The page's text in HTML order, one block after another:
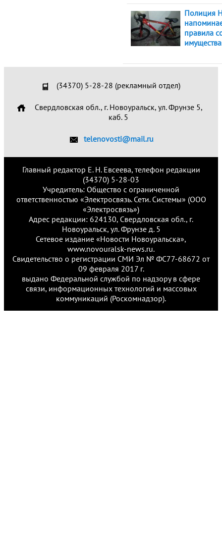
Полиция
правила
имущества
(34370) 5-28-28 (рекламный отдел)
Свердловская обл., г. Новоуральск, ул. Фрунзе 5,
каб. 5
telenovosti@mail.ru
Главный редактор Е. Н. Евсеева, телефон редакции
(34370) 5-28-03
Учредитель: Общество с ограниченной
ответственностью «Электросвязь. Сети. Системы» (ООО
«Электросвязь»)
Адрес редакции: 624130, Свердловская обл., г.
Новоуральск, ул. Фрунзе д. 5
Сетевое издание «Новости Новоуральска»,
www.novouralsk-news.ru.
Свидетельство о регистрации СМИ Эл № ФС77-68672 от
09 февраля 2017 г.
выдано Федеральной службой по надзору в сфере
связи, информационных технологий и массовых
коммуникаций (Роскомнадзор).